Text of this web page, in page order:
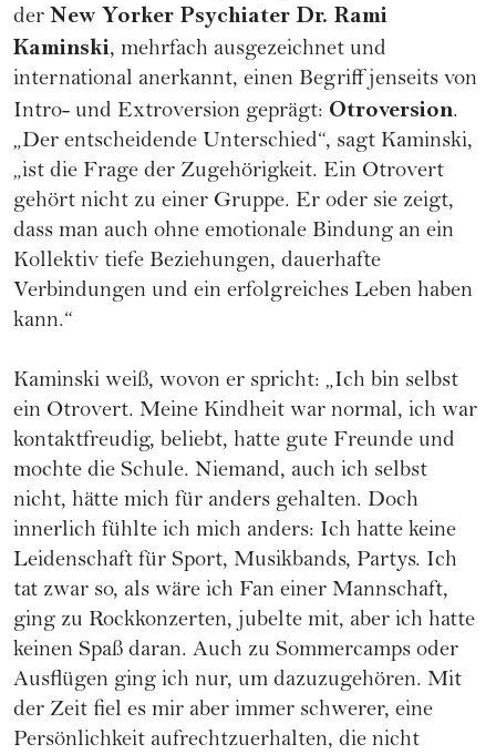
der New Yorker Psychiater Dr. Rami
Kaminski, mehrfach ausgezeichnet und
international anerkannt, einen Begriff jenseits von
Intro- und Extroversion geprägt: Otroversion.
„Der entscheidende Unterschied“, sagt Kaminski,
„ist die Frage der Zugehörigkeit. Ein Otrovert
gehört nicht zu einer Gruppe. Er oder sie zeigt,
dass man auch ohne emotionale Bindung an ein
Kollektiv tiefe Beziehungen, dauerhafte
Verbindungen und ein erfolgreiches Leben haben
kann.“
Kaminski weiß, wovon er spricht: „Ich bin selbst
ein Otrovert. Meine Kindheit war normal, ich war
kontaktfreudig, beliebt, hatte gute Freunde und
mochte die Schule. Niemand, auch ich selbst
nicht, hätte mich für anders gehalten. Doch
innerlich fühlte ich mich anders: Ich hatte keine
Leidenschaft für Sport, Musikbands, Partys. Ich
tat zwar so, als wäre ich Fan einer Mannschaft,
ging zu Rockkonzerten, jubelte mit, aber ich hatte
keinen Spaß daran. Auch zu Sommercamps oder
Ausflügen ging ich nur, um dazuzugehören. Mit
der Zeit fiel es mir aber immer schwerer, eine
Persönlichkeit aufrechtzuerhalten, die nicht